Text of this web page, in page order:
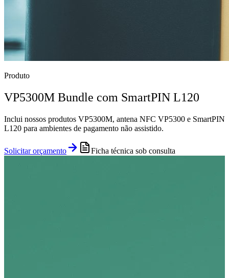
Produto
VP5300M Bundle com SmartPIN L120
Inclui nossos produtos VP5300M, antena NFC VP5300 e SmartPIN
L120 para ambientes de pagamento não assistido.
Solicitar orçamento Ficha técnica sob consulta